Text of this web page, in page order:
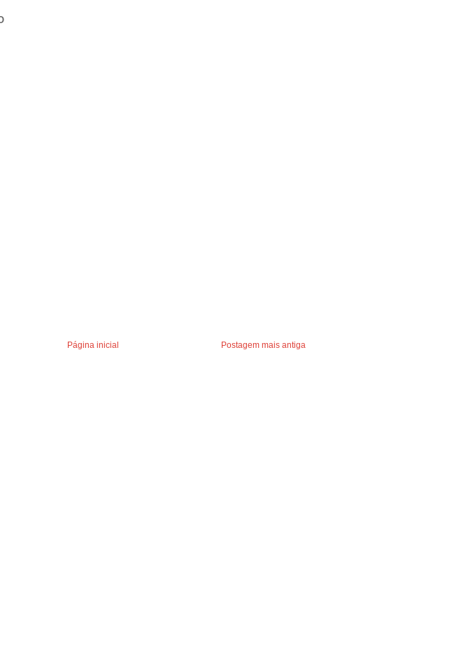
Postagem mais antiga
Página inicial